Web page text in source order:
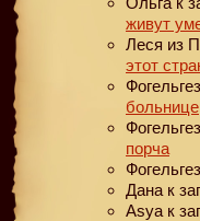
живут
Леся из
этот
больнице
порча
Дана к
Asya к